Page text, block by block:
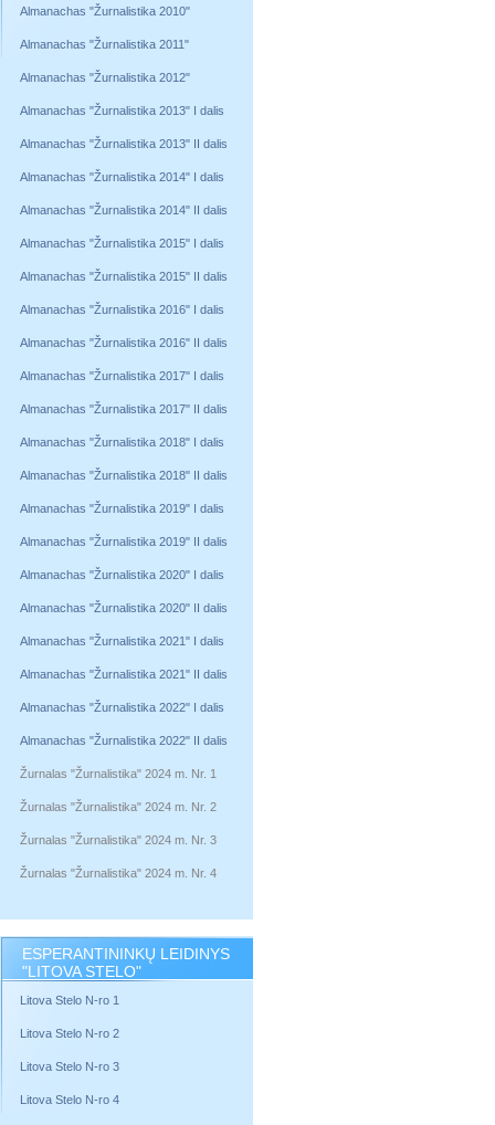
Almanachas "Žurnalistika 2010"
Almanachas "Žurnalistika 2011"
Almanachas "Žurnalistika 2012"
Almanachas "Žurnalistika 2013" I dalis
Almanachas "Žurnalistika 2013" II dalis
Almanachas "Žurnalistika 2014" I dalis
Almanachas "Žurnalistika 2014" II dalis
Almanachas "Žurnalistika 2015" I dalis
Almanachas "Žurnalistika 2015" II dalis
Almanachas "Žurnalistika 2016" I dalis
Almanachas "Žurnalistika 2016" II dalis
Almanachas "Žurnalistika 2017" I dalis
Almanachas "Žurnalistika 2017" II dalis
Almanachas "Žurnalistika 2018" I dalis
Almanachas "Žurnalistika 2018" II dalis
Almanachas "Žurnalistika 2019" I dalis
Almanachas "Žurnalistika 2019" II dalis
Almanachas "Žurnalistika 2020" I dalis
Almanachas "Žurnalistika 2020" II dalis
Almanachas "Žurnalistika 2021" I dalis
Almanachas "Žurnalistika 2021" II dalis
Almanachas "Žurnalistika 2022" I dalis
Almanachas "Žurnalistika 2022" II dalis
Žurnalas "Žurnalistika" 2024 m. Nr. 1
Žurnalas "Žurnalistika" 2024 m. Nr. 2
Žurnalas "Žurnalistika" 2024 m. Nr. 3
Žurnalas "Žurnalistika" 2024 m. Nr. 4
ESPERANTININKŲ LEIDINYS
"LITOVA STELO"
Litova Stelo N-ro 1
Litova Stelo N-ro 2
Litova Stelo N-ro 3
Litova Stelo N-ro 4